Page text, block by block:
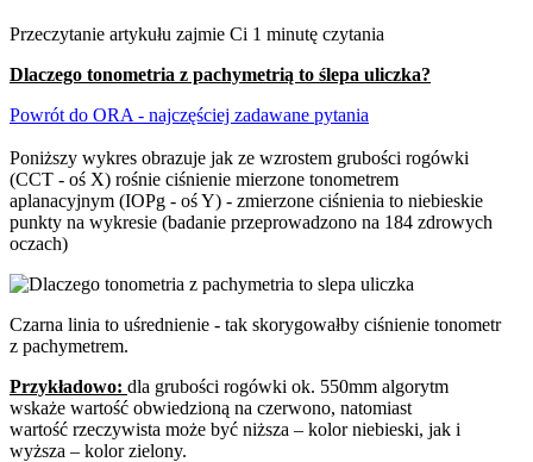
Przeczytanie artykułu zajmie Ci 1 minutę czytania
Dlaczego tonometria z pachymetrią to ślepa uliczka?
Powrót do ORA - najczęściej zadawane pytania
Poniższy wykres obrazuje jak ze wzrostem grubości rogówki
(CCT - oś X) rośnie ciśnienie mierzone tonometrem
aplanacyjnym (IOPg - oś Y) - zmierzone ciśnienia to niebieskie
punkty na wykresie (badanie przeprowadzono na 184 zdrowych
oczach)
Czarna linia to uśrednienie - tak skorygowałby ciśnienie tonometr
z pachymetrem.
Przykładowo: dla grubości rogówki ok. 550mm algorytm
wskaże wartość obwiedzioną na czerwono, natomiast
wartość rzeczywista może być niższa – kolor niebieski, jak i
wyższa – kolor zielony.